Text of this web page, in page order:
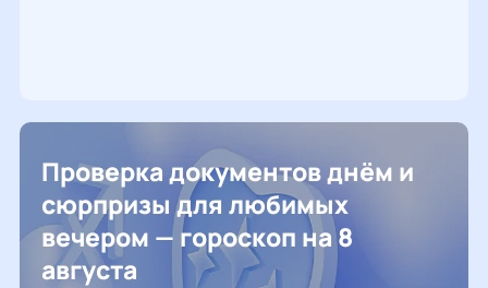
Проверка документов днём и
сюрпризы для любимых
вечером — гороскоп на 8
августа